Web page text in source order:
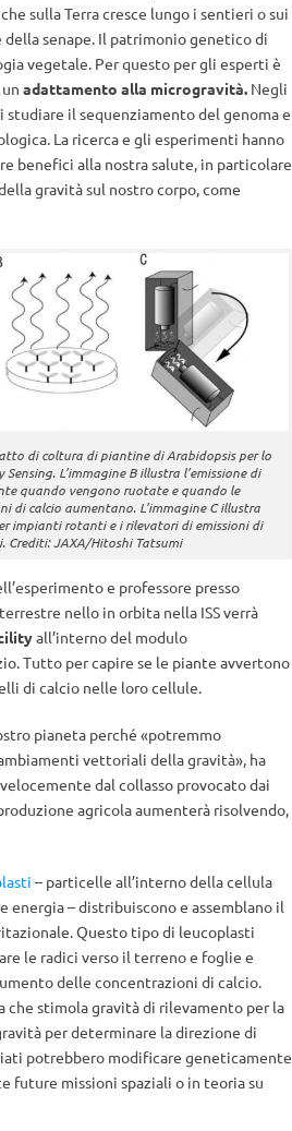
sulla Terra cresce lungo i sentieri o sui
senape. Il patrimonio genetico di
vegetale. Per questo per gli esperti è
adattamento alla microgravità. Negli
studiare il sequenziamento del genoma e
La ricerca e gli esperimenti hanno
benefici alla nostra salute, in particolare
gravità sul nostro corpo, come
di coltura di piantine di Arabidopsis per lo
L’immagine B illustra l’emissione di
quando vengono ruotate e quando le
di calcio aumentano. L’immagine C illustra
impianti rotanti e i rilevatori di emissioni di
Crediti: JAXA/Hitoshi Tatsumi
e professore presso
nello in orbita nella ISS verrà
all’interno del modulo
Tutto per capire se le piante avvertono
di calcio nelle loro cellule.
pianeta perché «potremmo
vettoriali della gravità», ha
dal collasso provocato dai
agricola aumenterà risolvendo,
– particelle all’interno della cellula
energia – distribuiscono e assemblano il
Questo tipo di leucoplasti
le radici verso il terreno e foglie e
delle concentrazioni di calcio.
stimola gravità di rilevamento per la
per determinare la direzione di
potrebbero modificare geneticamente
future missioni spaziali o in teoria su